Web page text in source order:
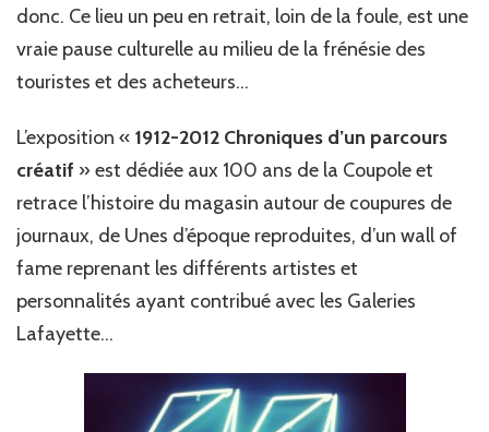
donc. Ce lieu un peu en retrait, loin de la foule, est une
vraie pause culturelle au milieu de la frénésie des
touristes et des acheteurs…
L’exposition « 1912-2012 Chroniques d’un parcours
créatif » est dédiée aux 100 ans de la Coupole et
retrace l’histoire du magasin autour de coupures de
journaux, de Unes d’époque reproduites, d’un wall of
fame reprenant les différents artistes et
personnalités ayant contribué avec les Galeries
Lafayette…